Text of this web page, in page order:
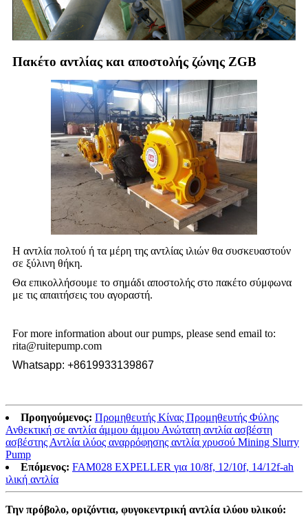
Πακέτο αντλίας και αποστολής ζώνης ZGB
Η αντλία πολτού ή τα μέρη της αντλίας ιλιών θα συσκευαστούν
σε ξύλινη θήκη.
Θα επικολλήσουμε το σημάδι αποστολής στο πακέτο σύμφωνα
με τις απαιτήσεις του αγοραστή.
For more information about our pumps, please send email to:
rita@ruitepump.com
Whatsapp: +8619933139867
Προηγούμενος: Προμηθευτής Κίνας Προμηθευτής Φύλης
Ανθεκτική σε αντλία άμμου άμμου Ανώτατη αντλία ασβέστη
ασβέστης Αντλία ιλύος αναρρόφησης αντλία χρυσού Mining Slurry
Pump
Επόμενος: FAM028 EXPELLER για 10/8f, 12/10f, 14/12f-ah
ιλική αντλία
Την πρόβολο, οριζόντια, φυγοκεντρική αντλία ιλύου υλικού: